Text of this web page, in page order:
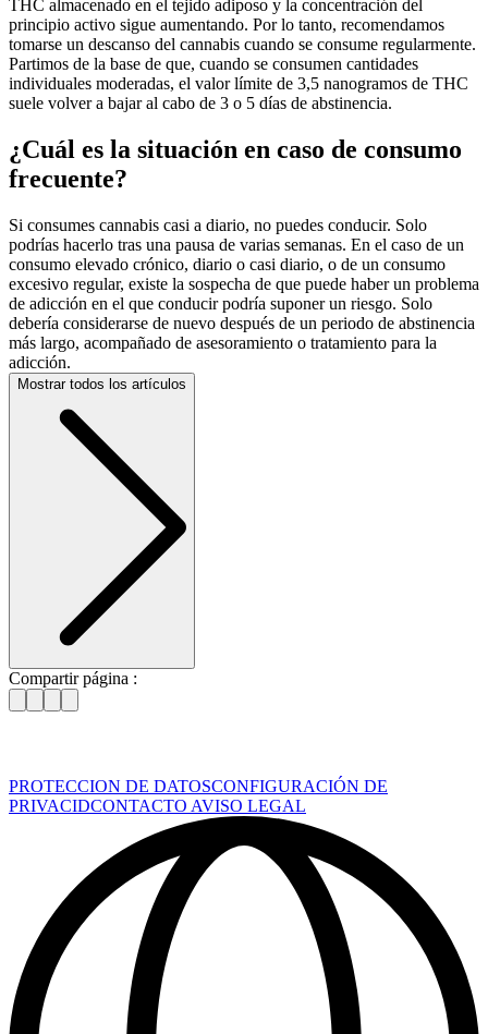
THC almacenado en el tejido adiposo y la concentración del
principio activo sigue aumentando. Por lo tanto, recomendamos
tomarse un descanso del cannabis cuando se consume regularmente.
Partimos de la base de que, cuando se consumen cantidades
individuales moderadas, el valor límite de 3,5 nanogramos de THC
suele volver a bajar al cabo de 3 o 5 días de abstinencia.
¿Cuál es la situación en caso de consumo
frecuente?
Si consumes cannabis casi a diario, no puedes conducir. Solo
podrías hacerlo tras una pausa de varias semanas. En el caso de un
consumo elevado crónico, diario o casi diario, o de un consumo
excesivo regular, existe la sospecha de que puede haber un problema
de adicción en el que conducir podría suponer un riesgo. Solo
debería considerarse de nuevo después de un periodo de abstinencia
más largo, acompañado de asesoramiento o tratamiento para la
adicción.
Mostrar todos los artículos
Compartir página :
PROTECCION DE DATOSCONFIGURACIÓN DE
PRIVACIDCONTACTO AVISO LEGAL